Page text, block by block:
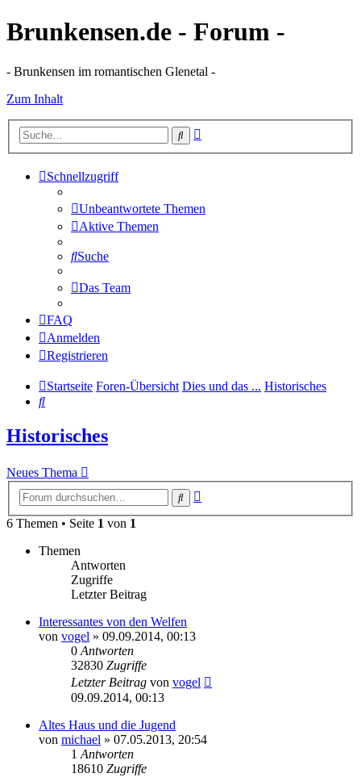
Brunkensen.de - Forum -
- Brunkensen im romantischen Glenetal -
Zum Inhalt
Suche
Schnellzugriff
Unbeantwortete Themen
Aktive Themen
Suche
Das Team
FAQ
Anmelden
Registrieren
Startseite Foren-Übersicht Dies und das ... Historisches
Suche
Historisches
Neues Thema
Suche
6 Themen • Seite 1 von 1
Themen
Antworten
Zugriffe
Letzter Beitrag
Interessantes von den Welfen
von vogel » 09.09.2014, 00:13
0 Antworten
32830 Zugriffe
Letzter Beitrag von vogel
09.09.2014, 00:13
Altes Haus und die Jugend
von michael » 07.05.2013, 20:54
1 Antworten
18610 Zugriffe